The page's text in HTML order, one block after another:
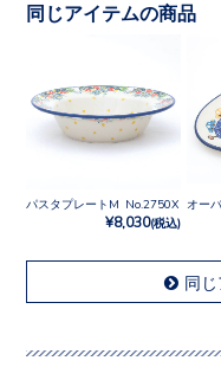
同じアイテムの商品
パスタプレートM No.2750X
¥8,030(税込)
オー
同